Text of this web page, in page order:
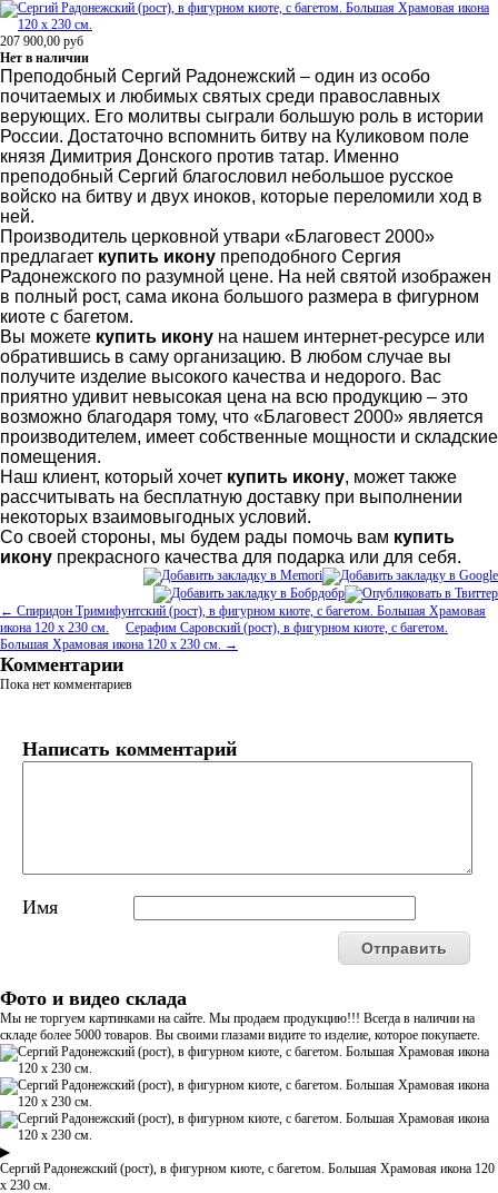
207 900,00 руб
Нет в наличии
Преподобный Сергий Радонежский – один из особо
почитаемых и любимых святых среди православных
верующих. Его молитвы сыграли большую роль в истории
России. Достаточно вспомнить битву на Куликовом поле
князя Димитрия Донского против татар. Именно
преподобный Сергий благословил небольшое русское
войско на битву и двух иноков, которые переломили ход в
ней.
Производитель церковной утвари «Благовест 2000»
предлагает купить икону преподобного Сергия
Радонежского по разумной цене. На ней святой изображен
в полный рост, сама икона большого размера в фигурном
киоте с багетом.
Вы можете купить икону на нашем интернет-ресурсе или
обратившись в саму организацию. В любом случае вы
получите изделие высокого качества и недорого. Вас
приятно удивит невысокая цена на всю продукцию – это
возможно благодаря тому, что «Благовест 2000» является
производителем, имеет собственные мощности и складские
помещения.
Наш клиент, который хочет купить икону, может также
рассчитывать на бесплатную доставку при выполнении
некоторых взаимовыгодных условий.
Со своей стороны, мы будем рады помочь вам купить
икону прекрасного качества для подарка или для себя.
← Спиридон Тримифунтский (рост), в фигурном киоте, с багетом. Большая Храмовая
икона 120 х 230 см.
Серафим Саровский (рост), в фигурном киоте, с багетом.
Большая Храмовая икона 120 х 230 см. →
Комментарии
Пока нет комментариев
Написать комментарий
Имя
Фото и видео склада
Мы не торгуем картинками на сайте. Мы продаем продукцию!!! Всегда в наличии на
складе более 5000 товаров. Вы своими глазами видите то изделие, которое покупаете.
▶
Сергий Радонежский (рост), в фигурном киоте, с багетом. Большая Храмовая икона 120
х 230 см.